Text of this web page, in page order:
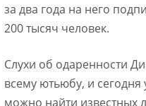
за два года на него
200 тысяч человек.
Слухи об одаренности
всему ютьюбу, и сегодня
можно найти известных